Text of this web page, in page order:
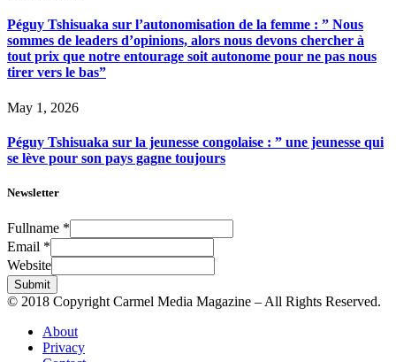
Péguy Tshisuaka sur l’autonomisation de la femme : ” Nous
sommes de leaders d’opinions, alors nous devons chercher à
tout prix que notre entourage soit autonome pour ne pas nous
tirer vers le bas”
May 1, 2026
Péguy Tshisuaka sur la jeunesse congolaise : ” une jeunesse qui
se lève pour son pays gagne toujours
Newsletter
Fullname *
Email *
Website
Submit
© 2018 Copyright Carmel Media Magazine – All Rights Reserved.
About
Privacy